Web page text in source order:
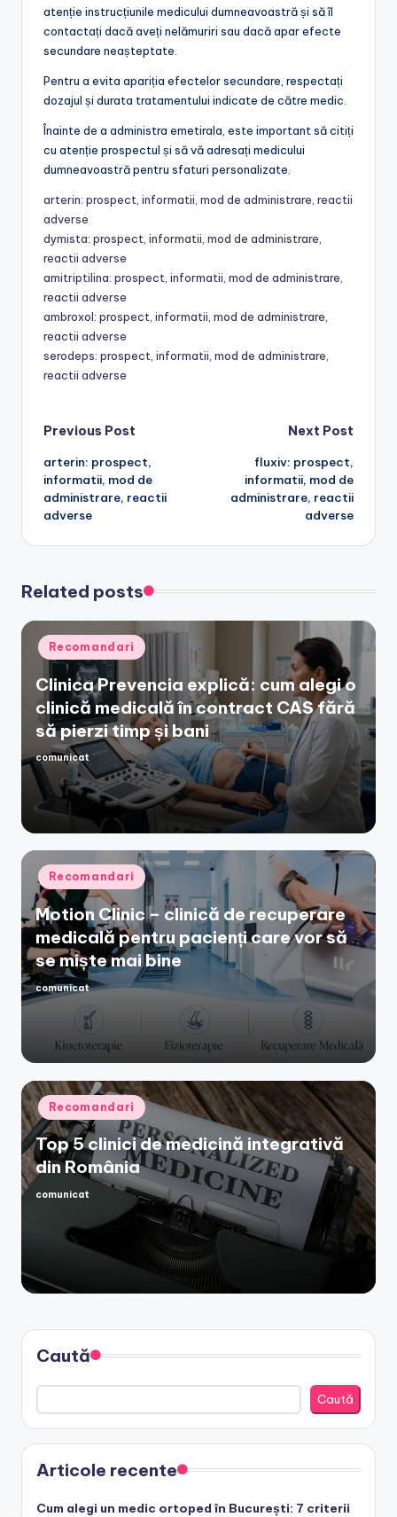
atenție instrucțiunile medicului dumneavoastră și să îl
contactați dacă aveți nelămuriri sau dacă apar efecte
secundare neașteptate.
Pentru a evita apariția efectelor secundare, respectați
dozajul și durata tratamentului indicate de către medic.
Înainte de a administra emetirala, este important să citiți
cu atenție prospectul și să vă adresați medicului
dumneavoastră pentru sfaturi personalizate.
arterin: prospect, informatii, mod de administrare, reactii
adverse
dymista: prospect, informatii, mod de administrare,
reactii adverse
amitriptilina: prospect, informatii, mod de administrare,
reactii adverse
ambroxol: prospect, informatii, mod de administrare,
reactii adverse
serodeps: prospect, informatii, mod de administrare,
reactii adverse
Post
navigation
Previous Post
arterin: prospect,
informatii, mod de
administrare, reactii
adverse
Next Post
fluxiv: prospect,
informatii, mod de
administrare, reactii
adverse
Related posts
Posted
in
Recomandari
Clinica Prevencia explică: cum alegi o
clinică medicală în contract CAS fără
să pierzi timp și bani
Posted
by
comunicat
Posted
in
Recomandari
Motion Clinic – clinică de recuperare
medicală pentru pacienți care vor să
se miște mai bine
Posted
by
comunicat
Posted
in
Recomandari
Top 5 clinici de medicină integrativă
din România
Posted
comunicat
Caută
Caută
Articole recente
Cum alegi un medic ortoped în București: 7 criterii